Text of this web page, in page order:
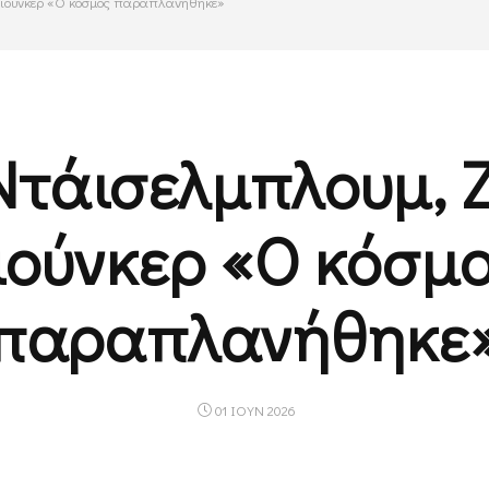
«Ο
01 ΙΟΥΝ 2026